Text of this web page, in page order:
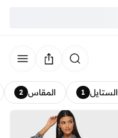
الستايل 1 المقاس 2